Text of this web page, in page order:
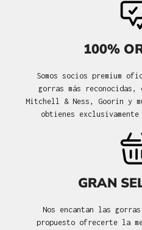
100%
Somos socios premium
gorras más reconocidas,
Mitchell & Ness, Goorin y
obtienes exclusivamente
GRAN
Nos encantan las
propuesto ofrecerte la